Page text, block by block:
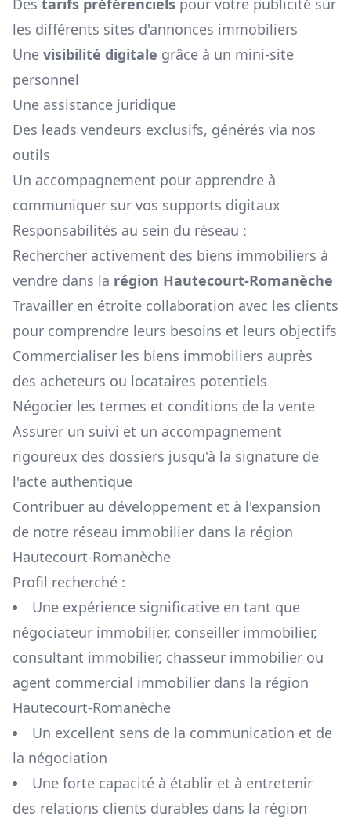
Des tarifs préférenciels pour votre publicité sur
les différents sites d'annonces immobiliers
Une visibilité digitale grâce à un mini-site
personnel
Une assistance juridique
Des leads vendeurs exclusifs, générés via nos
outils
Un accompagnement pour apprendre à
communiquer sur vos supports digitaux
Responsabilités au sein du réseau :
Rechercher activement des biens immobiliers à
vendre dans la région Hautecourt-Romanèche
Travailler en étroite collaboration avec les clients
pour comprendre leurs besoins et leurs objectifs
Commercialiser les biens immobiliers auprès
des acheteurs ou locataires potentiels
Négocier les termes et conditions de la vente
Assurer un suivi et un accompagnement
rigoureux des dossiers jusqu'à la signature de
l'acte authentique
Contribuer au développement et à l'expansion
de notre réseau immobilier dans la région
Hautecourt-Romanèche
Profil recherché :
Une expérience significative en tant que
négociateur immobilier, conseiller immobilier,
consultant immobilier, chasseur immobilier ou
agent commercial immobilier dans la région
Hautecourt-Romanèche
Un excellent sens de la communication et de
la négociation
Une forte capacité à établir et à entretenir
des relations clients durables dans la région